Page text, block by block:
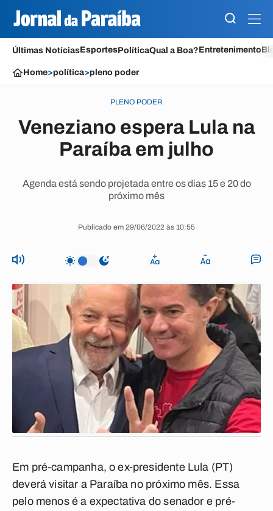
Últimas NotíciasEsportesPolíticaQual a Boa?Entretenimento
Home>política>pleno poder
PLENO PODER
Veneziano espera Lula na
Paraíba em julho
Agenda está sendo projetada entre os dias 15 e 20 do
próximo mês
Publicado em 29/06/2022 às 10:55
Em pré-campanha, o ex-presidente Lula (PT)
deverá visitar a Paraíba no próximo mês. Essa
pelo menos é a expectativa do senador e pré-